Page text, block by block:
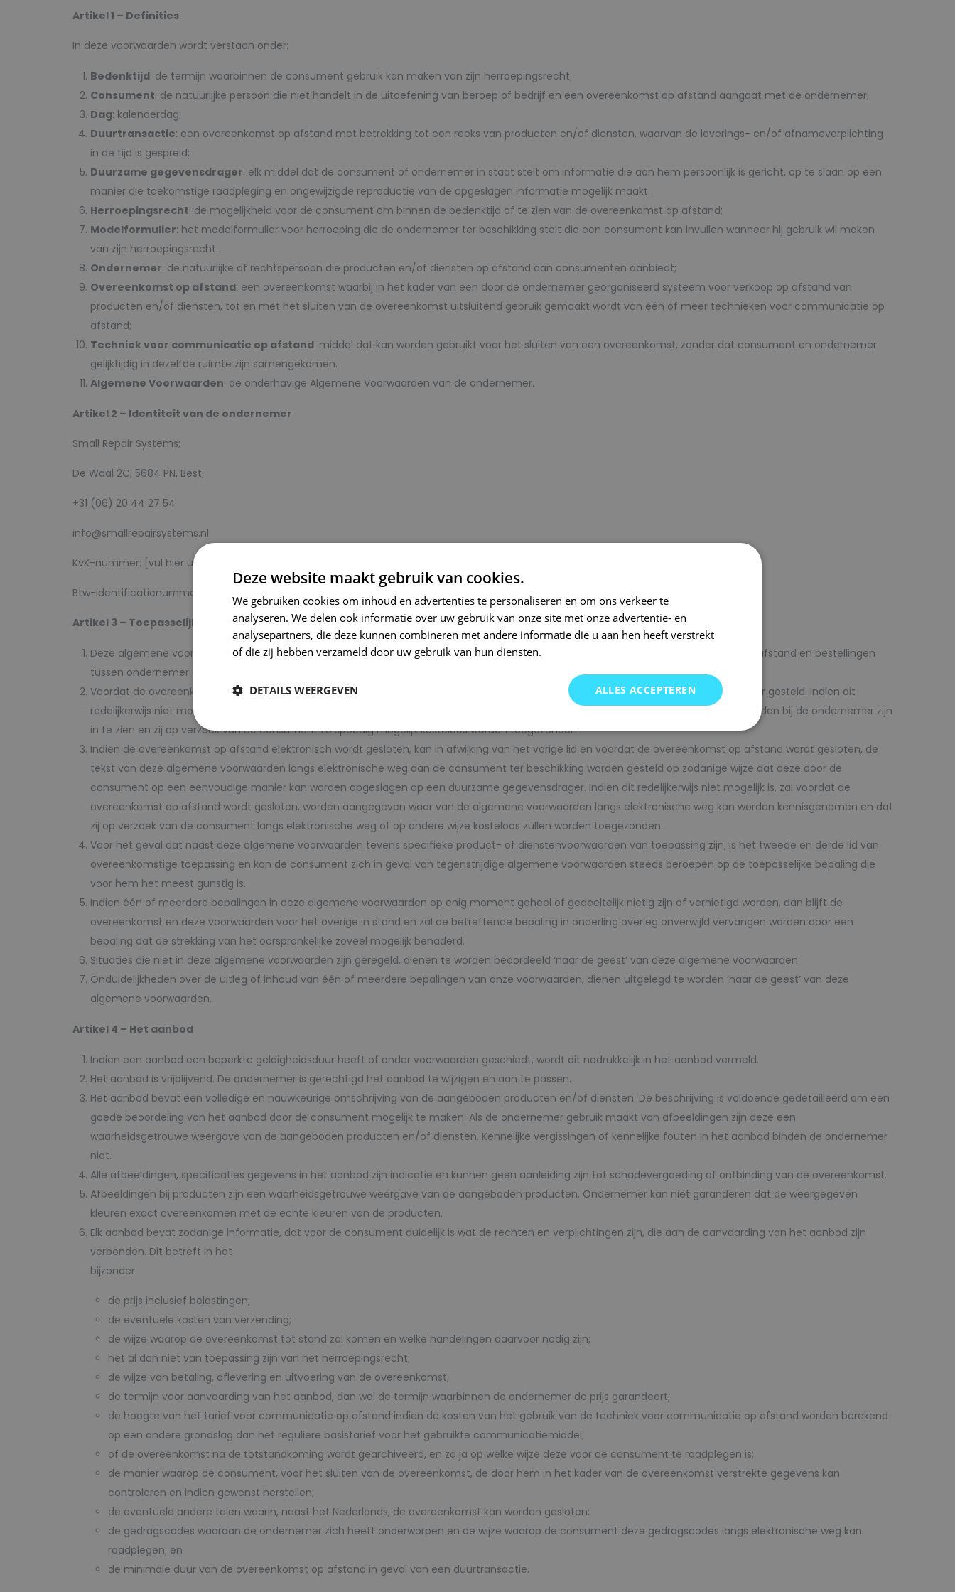
Artikel 1 – Definities
In deze voorwaarden wordt verstaan onder:
Bedenktijd: de termijn waarbinnen de consument gebruik kan maken van zijn herroepingsrecht;
Consument: de natuurlijke persoon die niet handelt in de uitoefening van beroep of bedrijf en een overeenkomst op afstand aangaat met de ondernemer;
Dag: kalenderdag;
Duurtransactie: een overeenkomst op afstand met betrekking tot een reeks van producten en/of diensten, waarvan de leverings- en/of afnameverplichting
in de tijd is gespreid;
Duurzame gegevensdrager: elk middel dat de consument of ondernemer in staat stelt om informatie die aan hem persoonlijk is gericht, op te slaan op een
manier die toekomstige raadpleging en ongewijzigde reproductie van de opgeslagen informatie mogelijk maakt.
Herroepingsrecht: de mogelijkheid voor de consument om binnen de bedenktijd af te zien van de overeenkomst op afstand;
Modelformulier: het modelformulier voor herroeping die de ondernemer ter beschikking stelt die een consument kan invullen wanneer hij gebruik wil maken
van zijn herroepingsrecht.
Ondernemer: de natuurlijke of rechtspersoon die producten en/of diensten op afstand aan consumenten aanbiedt;
Overeenkomst op afstand: een overeenkomst waarbij in het kader van een door de ondernemer georganiseerd systeem voor verkoop op afstand van
producten en/of diensten, tot en met het sluiten van de overeenkomst uitsluitend gebruik gemaakt wordt van één of meer technieken voor communicatie op
afstand;
Techniek voor communicatie op afstand: middel dat kan worden gebruikt voor het sluiten van een overeenkomst, zonder dat consument en ondernemer
gelijktijdig in dezelfde ruimte zijn samengekomen.
Algemene Voorwaarden: de onderhavige Algemene Voorwaarden van de ondernemer.
Artikel 2 – Identiteit van de ondernemer
Small Repair Systems;
De Waal 2C, 5684 PN, Best;
+31 (06) 20 44 27 54
info@smallrepairsystems.nl
KvK-nummer: [vul hier uw KvK-nummer in]
Btw-identificatienummer: [vul hier uw btw-nummer in]
Artikel 3 – Toepasselijkheid
Deze algemene voorwaarden zijn van toepassing op elk aanbod van de ondernemer en op elke tot stand gekomen overeenkomst op afstand en bestellingen
tussen ondernemer en consument.
Voordat de overeenkomst op afstand wordt gesloten, wordt de tekst van deze algemene voorwaarden aan de consument beschikbaar gesteld. Indien dit
redelijkerwijs niet mogelijk is, zal voordat de overeenkomst op afstand wordt gesloten, worden aangegeven dat de algemene voorwaarden bij de ondernemer zijn
in te zien en zij op verzoek van de consument zo spoedig mogelijk kosteloos worden toegezonden.
Indien de overeenkomst op afstand elektronisch wordt gesloten, kan in afwijking van het vorige lid en voordat de overeenkomst op afstand wordt gesloten, de
tekst van deze algemene voorwaarden langs elektronische weg aan de consument ter beschikking worden gesteld op zodanige wijze dat deze door de
consument op een eenvoudige manier kan worden opgeslagen op een duurzame gegevensdrager. Indien dit redelijkerwijs niet mogelijk is, zal voordat de
overeenkomst op afstand wordt gesloten, worden aangegeven waar van de algemene voorwaarden langs elektronische weg kan worden kennisgenomen en dat
zij op verzoek van de consument langs elektronische weg of op andere wijze kosteloos zullen worden toegezonden.
Voor het geval dat naast deze algemene voorwaarden tevens specifieke product- of dienstenvoorwaarden van toepassing zijn, is het tweede en derde lid van
overeenkomstige toepassing en kan de consument zich in geval van tegenstrijdige algemene voorwaarden steeds beroepen op de toepasselijke bepaling die
voor hem het meest gunstig is.
Indien één of meerdere bepalingen in deze algemene voorwaarden op enig moment geheel of gedeeltelijk nietig zijn of vernietigd worden, dan blijft de
overeenkomst en deze voorwaarden voor het overige in stand en zal de betreffende bepaling in onderling overleg onverwijld vervangen worden door een
bepaling dat de strekking van het oorspronkelijke zoveel mogelijk benaderd.
Situaties die niet in deze algemene voorwaarden zijn geregeld, dienen te worden beoordeeld ‘naar de geest’ van deze algemene voorwaarden.
Onduidelijkheden over de uitleg of inhoud van één of meerdere bepalingen van onze voorwaarden, dienen uitgelegd te worden ‘naar de geest’ van deze
algemene voorwaarden.
Artikel 4 – Het aanbod
Indien een aanbod een beperkte geldigheidsduur heeft of onder voorwaarden geschiedt, wordt dit nadrukkelijk in het aanbod vermeld.
Het aanbod is vrijblijvend. De ondernemer is gerechtigd het aanbod te wijzigen en aan te passen.
Het aanbod bevat een volledige en nauwkeurige omschrijving van de aangeboden producten en/of diensten. De beschrijving is voldoende gedetailleerd om een
goede beoordeling van het aanbod door de consument mogelijk te maken. Als de ondernemer gebruik maakt van afbeeldingen zijn deze een
waarheidsgetrouwe weergave van de aangeboden producten en/of diensten. Kennelijke vergissingen of kennelijke fouten in het aanbod binden de ondernemer
niet.
Alle afbeeldingen, specificaties gegevens in het aanbod zijn indicatie en kunnen geen aanleiding zijn tot schadevergoeding of ontbinding van de overeenkomst.
Afbeeldingen bij producten zijn een waarheidsgetrouwe weergave van de aangeboden producten. Ondernemer kan niet garanderen dat de weergegeven
kleuren exact overeenkomen met de echte kleuren van de producten.
Elk aanbod bevat zodanige informatie, dat voor de consument duidelijk is wat de rechten en verplichtingen zijn, die aan de aanvaarding van het aanbod zijn
verbonden. Dit betreft in het
bijzonder:
de prijs inclusief belastingen;
de eventuele kosten van verzending;
de wijze waarop de overeenkomst tot stand zal komen en welke handelingen daarvoor nodig zijn;
het al dan niet van toepassing zijn van het herroepingsrecht;
de wijze van betaling, aflevering en uitvoering van de overeenkomst;
de termijn voor aanvaarding van het aanbod, dan wel de termijn waarbinnen de ondernemer de prijs garandeert;
de hoogte van het tarief voor communicatie op afstand indien de kosten van het gebruik van de techniek voor communicatie op afstand worden berekend
op een andere grondslag dan het reguliere basistarief voor het gebruikte communicatiemiddel;
of de overeenkomst na de totstandkoming wordt gearchiveerd, en zo ja op welke wijze deze voor de consument te raadplegen is;
de manier waarop de consument, voor het sluiten van de overeenkomst, de door hem in het kader van de overeenkomst verstrekte gegevens kan
controleren en indien gewenst herstellen;
de eventuele andere talen waarin, naast het Nederlands, de overeenkomst kan worden gesloten;
de gedragscodes waaraan de ondernemer zich heeft onderworpen en de wijze waarop de consument deze gedragscodes langs elektronische weg kan
raadplegen; en
de minimale duur van de overeenkomst op afstand in geval van een duurtransactie.
Deze website maakt gebruik van cookies.
We gebruiken cookies om inhoud en advertenties te personaliseren en om ons verkeer te
analyseren. We delen ook informatie over uw gebruik van onze site met onze advertentie- en
analysepartners, die deze kunnen combineren met andere informatie die u aan hen heeft verstrekt
of die zij hebben verzameld door uw gebruik van hun diensten.
ALLES ACCEPTEREN
DETAILS WEERGEVEN